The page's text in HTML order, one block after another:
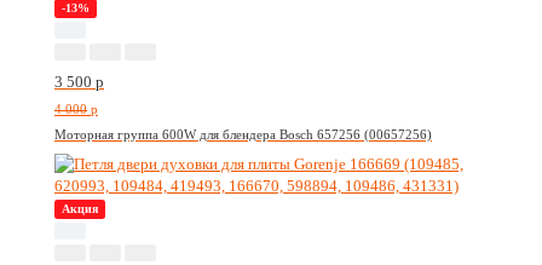
-13%
3 500 p
4 000 p
Моторная группа 600W для блендера Bosch 657256 (00657256)
Акция